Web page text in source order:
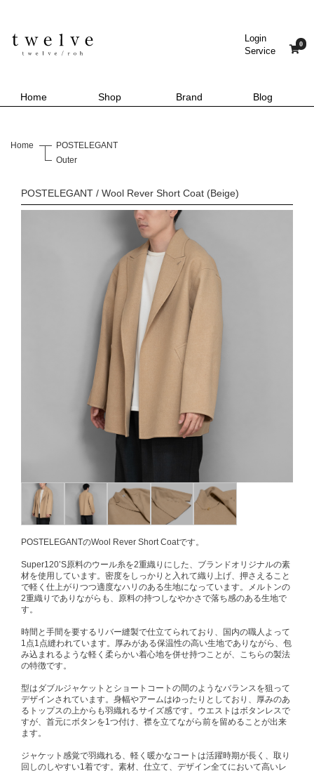
Login
Service
0
Home Shop Brand Blog
Home
POSTELEGANT
Outer
POSTELEGANT / Wool Rever Short Coat (Beige)
POSTELEGANTのWool Rever Short Coatです。
Super120’S原料のウール糸を2重織りにした、ブランドオリジナルの素
材を使用しています。密度をしっかりと入れて織り上げ、押さえること
で軽く仕上がりつつ適度なハリのある生地になっています。メルトンの
2重織りでありながらも、原料の持つしなやかさで落ち感のある生地で
す。
時間と手間を要するリバー縫製で仕立てられており、国内の職人よって
1点1点縫われています。厚みがある保温性の高い生地でありながら、包
み込まれるような軽く柔らかい着心地を併せ持つことが、こちらの製法
の特徴です。
型はダブルジャケットとショートコートの間のようなバランスを狙って
デザインされています。身幅やアームはゆったりとしており、厚みのあ
るトップスの上からも羽織れるサイズ感です。ウエストはボタンレスで
すが、首元にボタンを1つ付け、襟を立てながら前を留めることが出来
ます。
ジャケット感覚で羽織れる、軽く暖かなコートは活躍時期が長く、取り
回しのしやすい1着です。素材、仕立て、デザイン全てにおいて高いレ